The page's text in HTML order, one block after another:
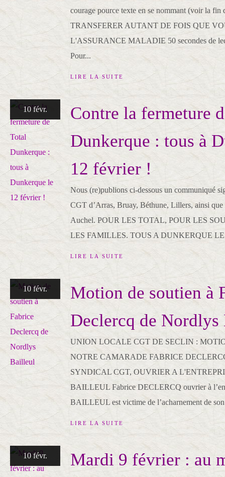
courage pource texte en se nommant (voir la fin
TRANSFERER AUTANT DE FOIS QUE
L'ASSURANCE MALADIE 50 secondes de
Pour...
LIRE LA SUITE
10 févr.
Contre la fermeture
Dunkerque : tous à
12 février !
Nous (re)publions ci-dessous un communiqué
CGT d’Arras, Bruay, Béthune, Lillers, ainsi que
Auchel. POUR LES TOTAL, POUR LES
LES FAMILLES. TOUS A DUNKERQUE LE
LIRE LA SUITE
10 févr.
Motion de soutien à
Declercq de
UNION LOCALE CGT DE SECLIN :
NOTRE CAMARADE FABRICE
SYNDICAL CGT, OUVRIER A
BAILLEUL Fabrice DECLERCQ ouvrier à
BAILLEUL est victime de l’acharnement de
LIRE LA SUITE
10 févr.
Mardi 9 février : au